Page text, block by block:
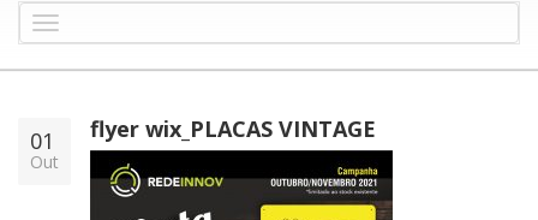
o
g
l
e
a
01
Out
flyer wix_PLACAS VINTAGE